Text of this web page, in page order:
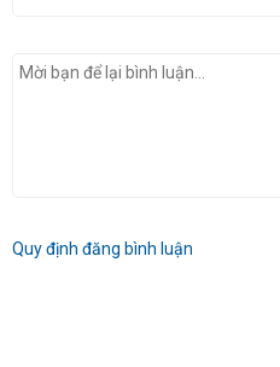
Quy định đăng bình luận